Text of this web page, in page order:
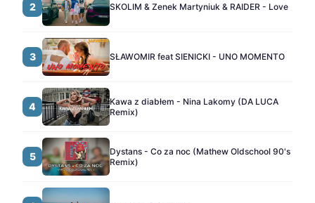
2 SKOLIM & Zenek Martyniuk & RAIDER - Love
3 SŁAWOMIR feat SIENICKI - UNO MOMENTO
4
Kawa z diabłem - Nina Lakomy (DA LUCA
Remix)
5
Dystans - Co za noc (Mathew Oldschool 90's
Remix)